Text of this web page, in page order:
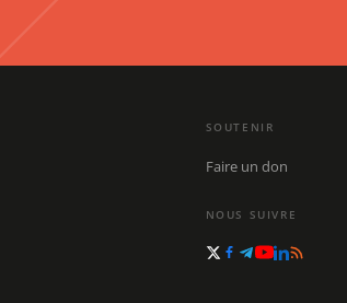
SOUTENIR
Faire un don
NOUS SUIVRE